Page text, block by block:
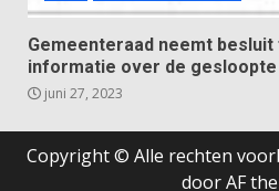
Gemeenteraad neemt
informatie over de gesloopte
juni 27, 2023
Copyright © Alle rechten
door AF